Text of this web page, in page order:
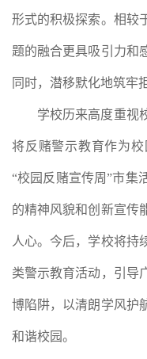
形式的积极探索。相较
题的融合更具吸引力和
同时，潜移默化地筑牢
学校历来高度重视
将反赌警示教育作为
“校园反赌宣传周”市集
的精神风貌和创新宣传
人心。今后，学校将持
类警示教育活动，引导
博陷阱，以清朗学风护
和谐校园。